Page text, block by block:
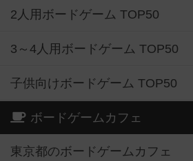
2人用ボードゲーム TOP50
3～4人用ボードゲーム TOP50
子供向けボードゲーム TOP50
ボードゲームカフェ
東京都のボードゲームカフェ